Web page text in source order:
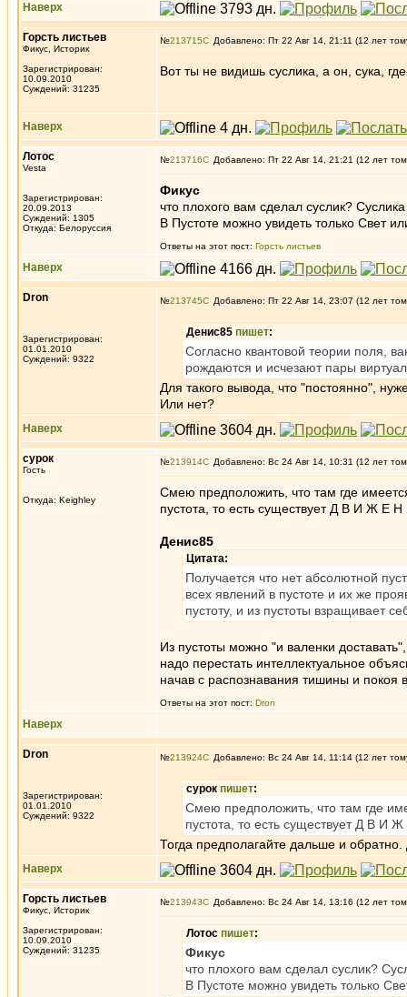
Наверх
Горсть листьев
Фикус, Историк
Зарегистрирован:
10.09.2010
Суждений: 31235
№213715 Добавлено: Пт 22 Авг 14, 21:11 (12 лет
Вот ты не видишь суслика, а он, сука,
Наверх
Лотос
Vesta
Зарегистрирован:
20.09.2013
Суждений: 1305
Откуда: Белоруссия
№213716 Добавлено: Пт 22 Авг 14, 21:21 (12 лет
Фикус
что плохого вам сделал суслик?
В Пустоте можно увидеть только Свет
Ответы на этот пост: Горсть листьев
Наверх
Dron
Зарегистрирован:
01.01.2010
Суждений: 9322
№213745 Добавлено: Пт 22 Авг 14, 23:07 (12 лет
Денис85 пишет:
Согласно квантовой теории поля,
рождаются и исчезают пары
Для такого вывода, что "постоянно",
Или нет?
Наверх
сурок
Гость
Откуда: Keighley
№213914 Добавлено: Вс 24 Авг 14, 10:31 (12 лет
Смею предположить, что там где
пустота, то есть существует Д В И Ж Е
Денис85
Цитата:
Получается что нет абсолютной
всех явлений в пустоте и их же
пустоту, и из пустоты взращивает
Из пустоты можно "и валенки
надо перестать интеллектуальное
начав с распознавания тишины и покоя
Ответы на этот пост: Dron
Наверх
Dron
Зарегистрирован:
01.01.2010
Суждений: 9322
№213924 Добавлено: Вс 24 Авг 14, 11:14 (12 лет
сурок пишет:
Смею предположить, что там где
пустота, то есть существует Д В И
Тогда предполагайте дальше и обратно.
Наверх
Горсть листьев
Фикус, Историк
Зарегистрирован:
10.09.2010
Суждений: 31235
№213943 Добавлено: Вс 24 Авг 14, 13:16 (12 лет
Лотос пишет:
Фикус
что плохого вам сделал суслик?
В Пустоте можно увидеть только